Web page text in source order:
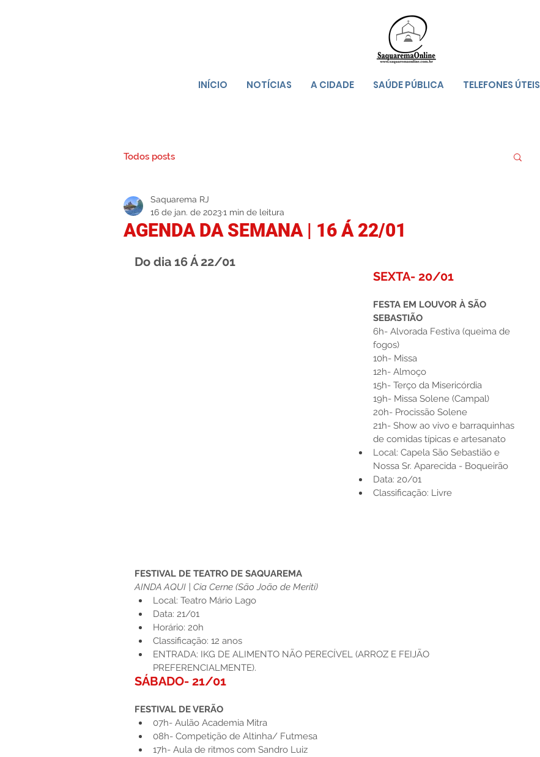
INÍCIO NOTÍCIAS A CIDADE SAÚDE PÚBLICA TELEFONES ÚTEIS
Todos posts
AGENDA DA SEMANA | 16 Á 22/01
Saquarema RJ
16 de jan. de 20231 min de leitura
Do dia 16 Á 22/01
SEXTA- 20/01
FESTA EM LOUVOR À SÃO
SEBASTIÃO
6h- Alvorada Festiva (queima de
fogos)
10h- Missa
12h- Almoço
15h- Terço da Misericórdia
19h- Missa Solene (Campal)
20h- Procissão Solene
21h- Show ao vivo e barraquinhas
de comidas típicas e artesanato
Local: Capela São Sebastião e
Nossa Sr. Aparecida - Boqueirão
Data: 20/01
Classificação: Livre
FESTIVAL DE TEATRO DE SAQUAREMA
AINDA AQUI | Cia Cerne (São João de Meriti)
Local: Teatro Mário Lago
Data: 21/01
Horário: 20h
Classificação: 12 anos
ENTRADA: IKG DE ALIMENTO NÃO PERECÍVEL (ARROZ E FEIJÃO
PREFERENCIALMENTE).
SÁBADO- 21/01
FESTIVAL DE VERÃO
07h- Aulão Academia Mitra
08h- Competição de Altinha/ Futmesa
17h- Aula de ritmos com Sandro Luiz